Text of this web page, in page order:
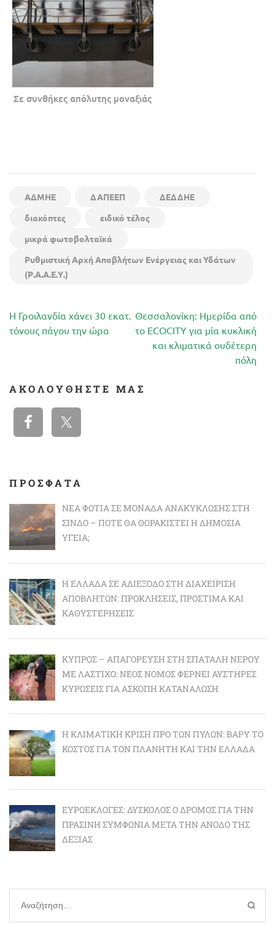
Σε συνθήκες απόλυτης μοναξιάς
AΔΜΗΕ ΔΑΠΕΕΠ
ΔΕΔΔΗΕ
διακόπτες
ειδικό τέλος
μικρά φωτοβολταϊκά
Ρυθμιστική Αρχή Αποβλήτων Ενέργειας και Υδάτων
(Ρ.Α.Α.Ε.Υ.)
Πλοήγηση
άρθρων
Η Γροιλανδία χάνει 30 εκατ.
τόνους πάγου την ώρα
Θεσσαλονίκη: Ημερίδα από
το ECOCITY για μία κυκλική
και κλιματικά ουδέτερη
πόλη
ΑΚΟΛΟΥΘΉΣΤΕ ΜΑΣ
ΠΡΟΣΦΑΤΑ
ΝΈΑ ΦΩΤΙΆ ΣΕ ΜΟΝΆΔΑ ΑΝΑΚΎΚΛΩΣΗΣ ΣΤΗ
ΣΊΝΔΟ – ΠΌΤΕ ΘΑ ΘΩΡΑΚΙΣΤΕΊ Η ΔΗΜΌΣΙΑ
ΥΓΕΊΑ;
Η ΕΛΛΆΔΑ ΣΕ ΑΔΙΈΞΟΔΟ ΣΤΗ ΔΙΑΧΕΊΡΙΣΗ
ΑΠΟΒΛΉΤΩΝ: ΠΡΟΚΛΉΣΕΙΣ, ΠΡΌΣΤΙΜΑ ΚΑΙ
ΚΑΘΥΣΤΕΡΉΣΕΙΣ
ΚΎΠΡΟΣ – ΑΠΑΓΌΡΕΥΣΗ ΣΤΗ ΣΠΑΤΆΛΗ ΝΕΡΟΎ
ΜΕ ΛΆΣΤΙΧΟ: ΝΈΟΣ ΝΌΜΟΣ ΦΈΡΝΕΙ ΑΥΣΤΗΡΈΣ
ΚΥΡΏΣΕΙΣ ΓΙΑ ΆΣΚΟΠΗ ΚΑΤΑΝΆΛΩΣΗ
Η ΚΛΙΜΑΤΙΚΉ ΚΡΊΣΗ ΠΡΟ ΤΩΝ ΠΥΛΏΝ: BΑΡΎ ΤΟ
ΚΌΣΤΟΣ ΓΙΑ ΤΟΝ ΠΛΑΝΉΤΗ ΚΑΙ ΤΗΝ ΕΛΛΆΔΑ
ΕΥΡΩΕΚΛΟΓΈΣ: ΔΎΣΚΟΛΟΣ Ο ΔΡΌΜΟΣ ΓΙΑ ΤΗΝ
ΠΡΆΣΙΝΗ ΣΥΜΦΩΝΊΑ ΜΕΤΆ ΤΗΝ ΆΝΟΔΟ ΤΗΣ
ΔΕΞΙΆΣ
Αναζήτηση
για: